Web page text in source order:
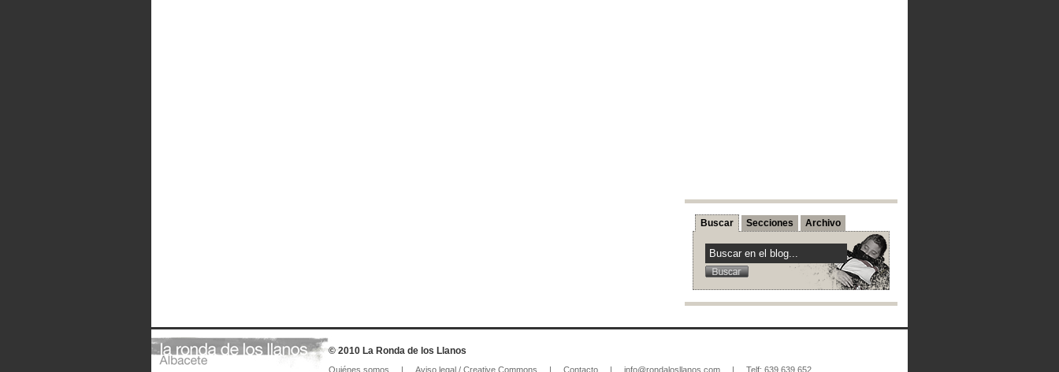
Buscar Secciones Archivo
© 2010 La Ronda de los Llanos
Quiénes somos | Aviso legal / Creative Commons | Contacto | info@rondalosllanos.com | Telf: 639 639 652